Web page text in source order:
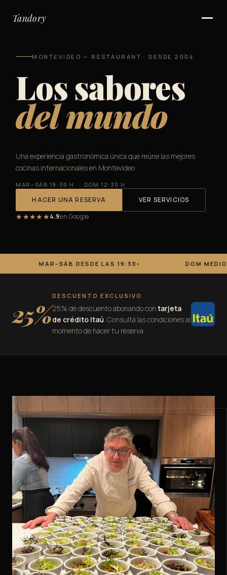
Inicio
Gift Cards
Nosotros
Ubicación
Contacto
Tandory
MONTEVIDEO — RESTAURANT · DESDE 2004
Los sabores
del mundo
Una experiencia gastronómica única que reúne las mejores
cocinas internacionales en Montevideo
MAR–SÁB 19:30 H · DOM 12:30 H
HACER UNA RESERVA VER SERVICIOS
★★★★★ 4.9en Google
DESDE LAS 19:30 DOM MEDIODÍA DESDE 12:30
25%
DESCUENTO EXCLUSIVO
25% de descuento abonando con tarjeta
de crédito Itaú. Consultá las condiciones al
momento de hacer tu reserva.